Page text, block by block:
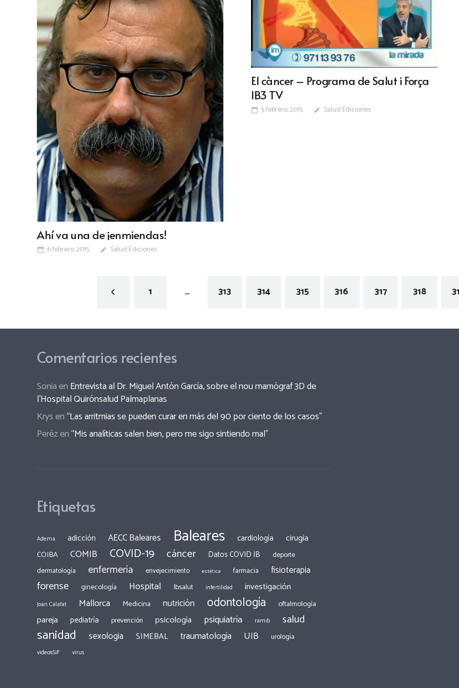
Ahí va una de ¡enmiendas!
calendar_today 6 febrero, 2015 edit Salud Ediciones
El càncer – Programa de Salut i Força
IB3 TV
calendar_today 5 febrero, 2015 edit Salud Ediciones
1 … 313 314 315 316 317 318
Comentarios recientes
Soniaen Entrevista al Dr. Miguel Antón García, sobre el nou mamògraf 3D de
l’Hospital Quirónsalud Palmaplanas
Krysen“Las arritmias se pueden curar en más del 90 por ciento de los casos”
Perézen“Mis analíticas salen bien, pero me sigo sintiendo mal”
Etiquetas
Adema adicción AECC Baleares Baleares cardiología cirugía
COIBA COMIB COVID-19 cáncer Datos COVID IB
deporte
dermatología
enfermería envejecimiento estética farmacia fisioterapia
forense ginecología Hospital Ibsalut infertilidad investigación
Joan Calafat Mallorca Medicina nutrición odontología oftalmología
pareja pediatría prevención psicología psiquiatría ramib salud
sanidad sexologia SIMEBAL traumatología UIB urología
videosSiF virus